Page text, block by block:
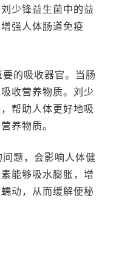
少锋益生菌中的益
强人体肠道免疫
的吸收器官。当肠
收营养物质。刘少
帮助人体更好地吸
养物质。
题，会影响人体健
能够吸水膨胀，增
动，从而缓解便秘